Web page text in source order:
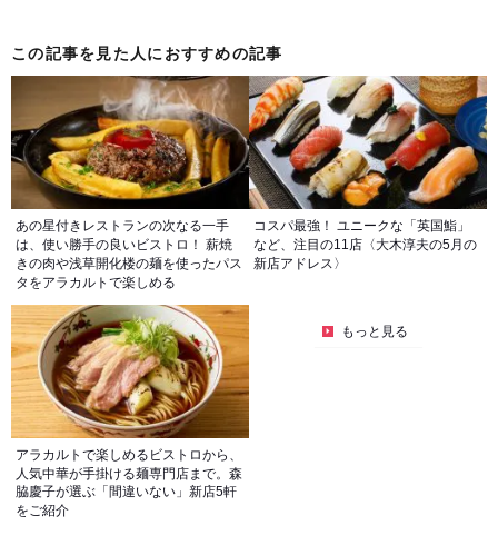
この記事を見た人におすすめの記事
あの星付きレストランの次なる一手
は、使い勝手の良いビストロ！ 薪焼
きの肉や浅草開化楼の麺を使ったパス
タをアラカルトで楽しめる
コスパ最強！ ユニークな「英国鮨」
など、注目の11店〈大木淳夫の5月の
新店アドレス〉
アラカルトで楽しめるビストロから、
人気中華が手掛ける麺専門店まで。森
脇慶子が選ぶ「間違いない」新店5軒
をご紹介
もっと見る